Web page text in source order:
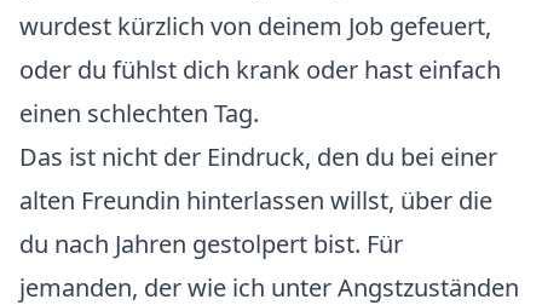
wurdest kürzlich von deinem Job gefeuert,
oder du fühlst dich krank oder hast einfach
einen schlechten Tag.
Das ist nicht der Eindruck, den du bei einer
alten Freundin hinterlassen willst, über die
du nach Jahren gestolpert bist. Für
jemanden, der wie ich unter Angstzuständen